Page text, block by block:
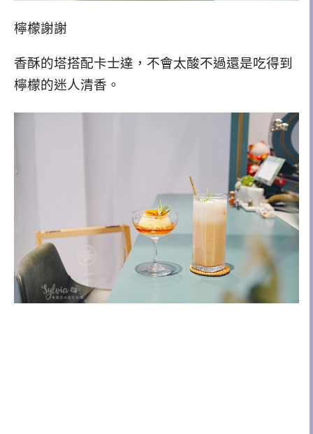
檸檬謝謝
香酥的塔搭配卡士達，不會太酸不過還是吃得到
檸檬的迷人清香。